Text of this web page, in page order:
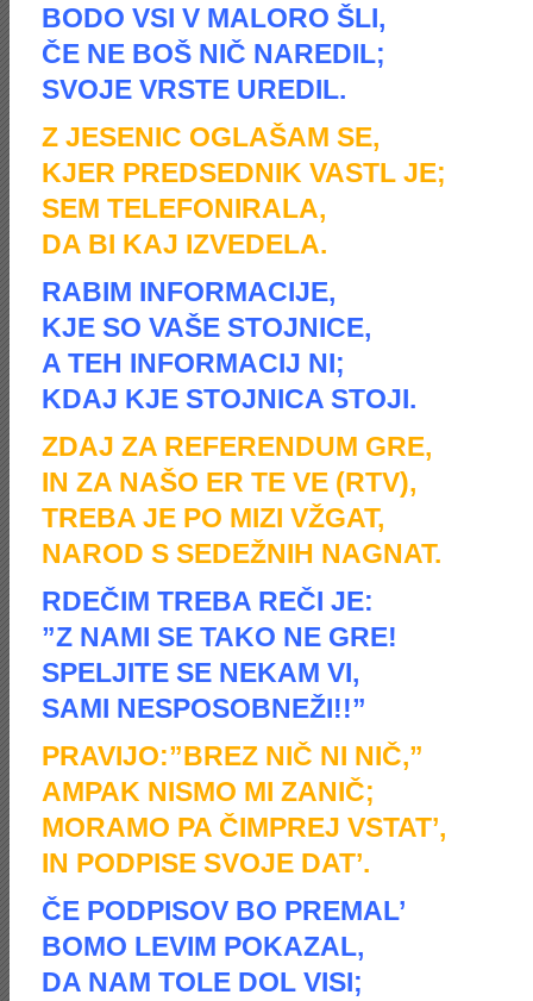
BODO VSI V MALORO ŠLI,
ČE NE BOŠ NIČ NAREDIL;
SVOJE VRSTE UREDIL.
Z JESENIC OGLAŠAM SE,
KJER PREDSEDNIK VASTL JE;
SEM TELEFONIRALA,
DA BI KAJ IZVEDELA.
RABIM INFORMACIJE,
KJE SO VAŠE STOJNICE,
A TEH INFORMACIJ NI;
KDAJ KJE STOJNICA STOJI.
ZDAJ ZA REFERENDUM GRE,
IN ZA NAŠO ER TE VE (RTV),
TREBA JE PO MIZI VŽGAT,
NAROD S SEDEŽNIH NAGNAT.
RDEČIM TREBA REČI JE:
”Z NAMI SE TAKO NE GRE!
SPELJITE SE NEKAM VI,
SAMI NESPOSOBNEŽI!!”
PRAVIJO:”BREZ NIČ NI NIČ,”
AMPAK NISMO MI ZANIČ;
MORAMO PA ČIMPREJ VSTAT’,
IN PODPISE SVOJE DAT’.
ČE PODPISOV BO PREMAL’
BOMO LEVIM POKAZAL,
DA NAM TOLE DOL VISI;